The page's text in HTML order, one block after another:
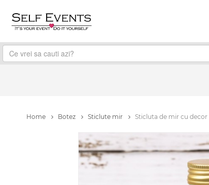
Home Botez Sticlute mir Sticluta de mir cu